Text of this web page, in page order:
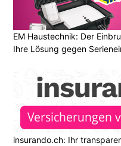
EM Haustechnik: Der
Ihre Lösung gegen
insurando.ch: Ihr